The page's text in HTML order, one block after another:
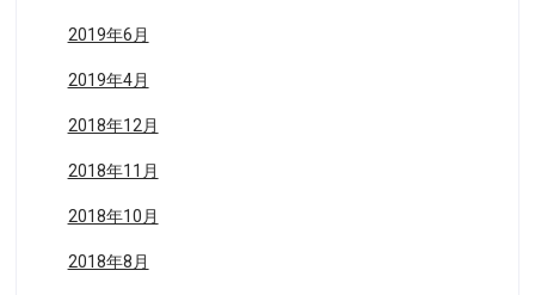
2019年6月
2019年4月
2018年12月
2018年11月
2018年10月
2018年8月